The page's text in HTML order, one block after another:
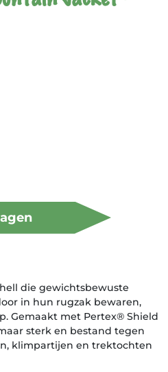
die gewichtsbewuste
in hun rugzak bewaren,
Gemaakt met Pertex® Shield
sterk en bestand tegen
klimpartijen en trektochten